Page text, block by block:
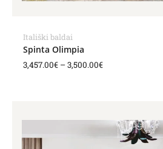
Itališki baldai
Spinta Olimpia
3,457.00€ –3,500.00€